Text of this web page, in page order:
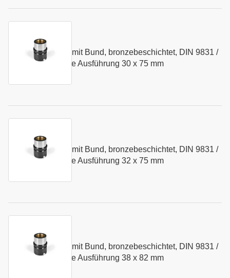
Führungsbuchse mit Bund, bronzebeschichtet, DIN 9831 /
ISO 9448 - mittlere Ausführung 30 x 75 mm
Kurzname:N084.30
103414
Führungsbuchse mit Bund, bronzebeschichtet, DIN 9831 /
ISO 9448 - mittlere Ausführung 32 x 75 mm
Kurzname:N084.32
103415
Führungsbuchse mit Bund, bronzebeschichtet, DIN 9831 /
ISO 9448 - mittlere Ausführung 38 x 82 mm
Kurzname:N084.38
103416